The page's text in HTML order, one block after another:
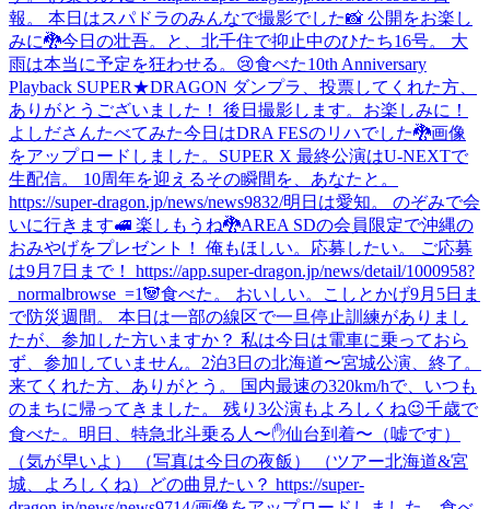
報。 本日はスパドラのみんなで撮影でした📸 公開をお楽し
みに🐉今日の壮吾。と、北千住で抑止中のひたち16号。 大
雨は本当に予定を狂わせる。😢食べた10th Anniversary
Playback SUPER★DRAGON ダンプラ、投票してくれた方、
ありがとうございました！ 後日撮影します。お楽しみに！
よしださんたべてみた今日はDRA FESのリハでした🐉画像
をアップロードしました。 SUPER X 最終公演はU-NEXTで
生配信。 10周年を迎えるその瞬間を、あなたと。
https://super-dragon.jp/news/news9832/明日は愛知。 のぞみで会
いに行きます🚅 楽しもうね🐉AREA SDの会員限定で沖縄の
おみやげをプレゼント！ 俺もほしい。応募したい。 ご応募
は9月7日まで！ https://app.super-dragon.jp/news/detail/1000958?
_normalbrowse_=1🐼食べた。 おいしい。 こしとかげ9月5日ま
で防災週間。 本日は一部の線区で一旦停止訓練がありまし
たが、参加した方いますか？ 私は今日は電車に乗っておら
ず、参加していません。 2泊3日の北海道〜宮城公演、終了。
来てくれた方、ありがとう。 国内最速の320km/hで、いつも
のまちに帰ってきました。 残り3公演もよろしくね😉千歳で
食べた。 明日、特急北斗乗る人〜✋仙台到着〜（嘘です）
（気が早いよ） （写真は今日の夜飯） （ツアー北海道&宮
城、よろしくね）
どの曲見たい？ https://super-